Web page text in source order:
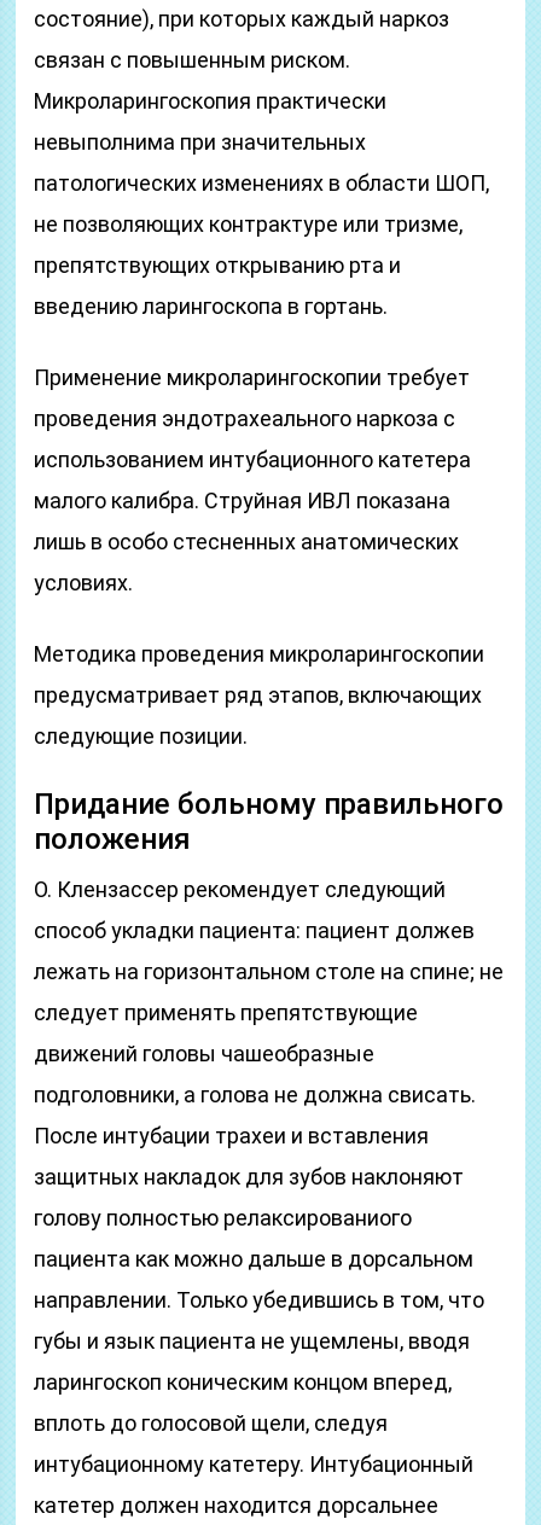
состояние), при которых каждый наркоз
связан с повышенным риском.
Микроларингоскопия практически
невыполнима при значительных
патологических изменениях в области ШОП,
не позволяющих контрактуре или тризме,
препятствующих открыванию рта и
введению ларингоскопа в гортань.
Применение микроларингоскопии требует
проведения эндотрахеального наркоза с
использованием интубационного катетера
малого калибра. Струйная ИВЛ показана
лишь в особо стесненных анатомических
условиях.
Методика проведения микроларингоскопии
предусматривает ряд этапов, включающих
следующие позиции.
Придание больному правильного
положения
О. Клензассер рекомендует следующий
способ укладки пациента: пациент должев
лежать на горизонтальном столе на спине; не
следует применять препятствующие
движений головы чашеобразные
подголовники, а голова не должна свисать.
После интубации трахеи и вставления
защитных накладок для зубов наклоняют
голову полностью релаксированиого
пациента как можно дальше в дорсальном
направлении. Только убедившись в том, что
губы и язык пациента не ущемлены, вводя
ларингоскоп коническим концом вперед,
вплоть до голосовой щели, следуя
интубационному катетеру. Интубационный
катетер должен находится дорсальнее